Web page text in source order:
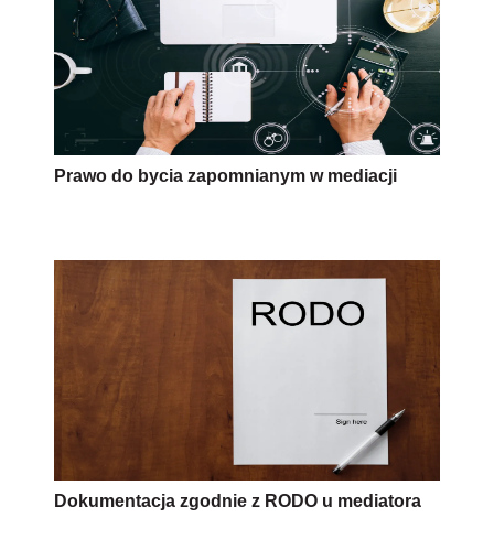
Prawo do bycia zapomnianym w mediacji
Dokumentacja zgodnie z RODO u mediatora